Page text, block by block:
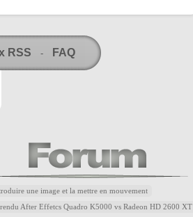
RSS - FAQ
une image et la mettre en mouvement
After Effetcs Quadro K5000 vs Radeon HD 2600 XT